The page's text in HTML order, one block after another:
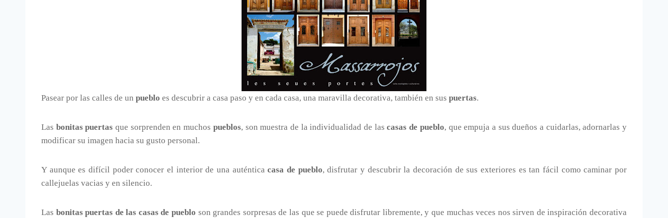
Pasear por las calles de un pueblo es descubrir a casa paso y en cada casa, una maravilla decorativa, también en sus puertas.
Las bonitas puertas que sorprenden en muchos pueblos, son muestra de la individualidad de lascasas de pueblo, que empuja a sus dueños a cuidarlas, adornarlas y
modificar su imagen hacia su gusto personal.
Y aunque es difícil poder conocer el interior de una auténticacasa de pueblo, disfrutar y descubrir la decoración de sus exteriores es tan fácil como caminar por
callejuelas vacias y en silencio.
Las bonitas puertas de las casas de pueblo son grandes sorpresas de las que se puede disfrutar libremente, y que muchas veces nos sirven de inspiración decorativa